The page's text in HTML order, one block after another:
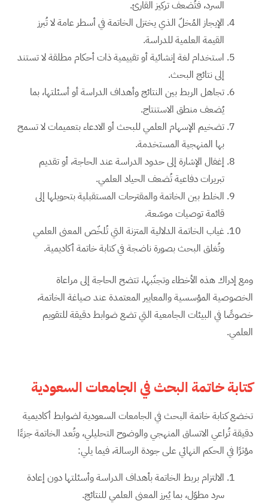
السرد، فتُضعف تركيز القارئ.
الإيجاز المُخلّ الذي يختزل الخاتمة في أسطر عامة لا تُبرز
القيمة العلمية للدراسة.
استخدام لغة إنشائية أو تقييمية ذات أحكام مطلقة لا تستند
إلى نتائج البحث.
تجاهل الربط بين النتائج وأهداف الدراسة أو أسئلتها، بما
يُضعف منطق الاستنتاج.
تضخيم الإسهام العلمي للبحث أو الادعاء بتعميمات لا تسمح
بها المنهجية المستخدمة.
إغفال الإشارة إلى حدود الدراسة عند الحاجة، أو تقديم
تبريرات دفاعية تُضعف الحياد العلمي.
الخلط بين الخاتمة والمقترحات المستقبلية بتحويلها إلى
قائمة توصيات موسّعة.
غياب الخاتمة الدلالية المتزنة التي تُلخّص المعنى العلمي
وتُغلق البحث بصورة ناضجة في كتابة خاتمة أكاديمية.
ومع إدراك هذه الأخطاء وتجنّبها، تتضح الحاجة إلى مراعاة
الخصوصية المؤسسية والمعايير المعتمدة عند صياغة الخاتمة،
خصوصًا في البيئات الجامعية التي تضع ضوابط دقيقة للتقويم
العلمي.
كتابة خاتمة البحث في الجامعات السعودية
تخضع كتابة خاتمة البحث في الجامعات السعودية لضوابط أكاديمية
دقيقة تُراعي الاتساق المنهجي والوضوح التحليلي، وتُعد الخاتمة جزءًا
مؤثرًا في الحكم النهائي على جودة الرسالة، فيما يلي:
الالتزام بربط الخاتمة بأهداف الدراسة وأسئلتها دون إعادة
سرد مطوّل، بما يُبرز المعنى العلمي للنتائج.